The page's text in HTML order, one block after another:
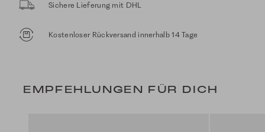
Sichere Lieferung mit DHL
Kostenloser Rückversand innerhalb 14 Tage
EMPFEHLUNGEN FÜR DICH